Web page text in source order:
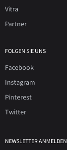
Vitra
Partner
FOLGEN SIE UNS
Facebook
Instagram
Pinterest
Twitter
NEWSLETTER ANMELDEN